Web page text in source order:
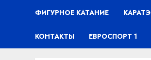
ФИГУРНОЕ КАТАНИЕ КАРАТЭ
КОНТАКТЫ ЕВРОСПОРТ 1